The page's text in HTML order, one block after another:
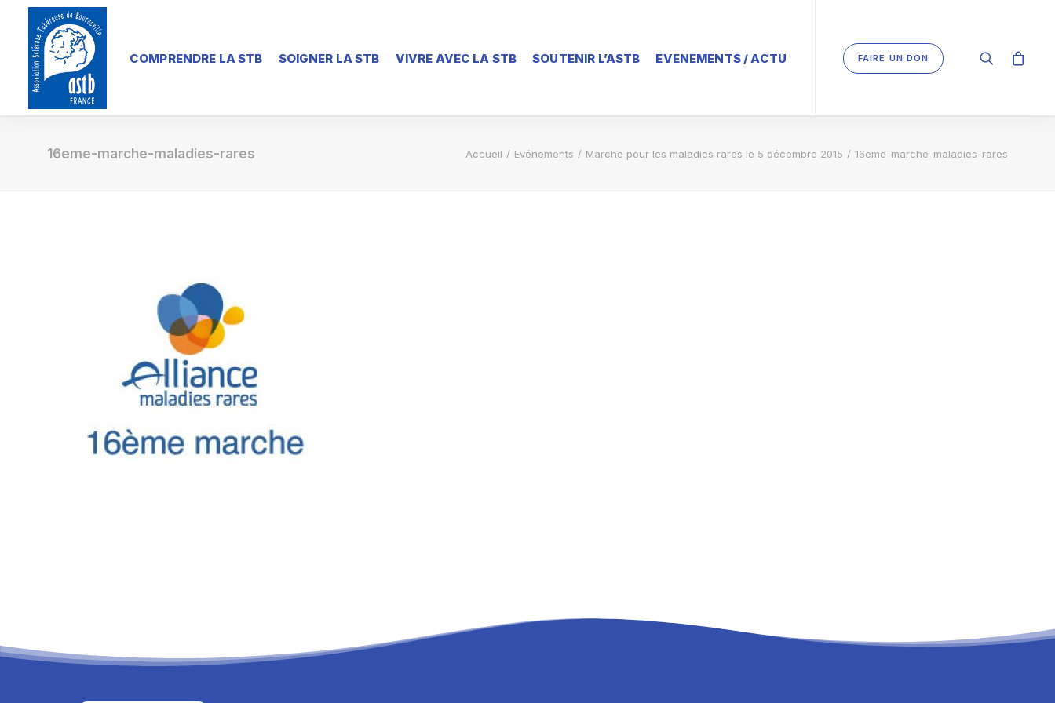
COMPRENDRE LA STB SOIGNER LA STB VIVRE AVEC LA STB SOUTENIR L’ASTB EVENEMENTS / ACTU FAIRE UN DON
16eme-marche-maladies-rares Accueil Evénements Marche pour les maladies rares le 5 décembre 2015 16eme-marche-maladies-rares